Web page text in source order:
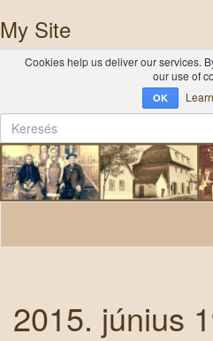
My Site
Cookies help us deliver our services.
our use of
OK
2015. június